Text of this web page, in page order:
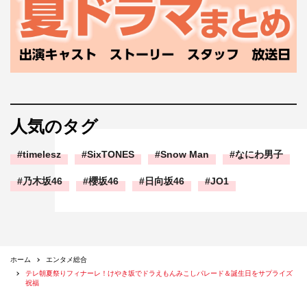
人気のタグ
timelesz SixTONES Snow Man なにわ男子
乃木坂46 櫻坂46 日向坂46 JO1
ホーム
エンタメ総合
テレ朝夏祭りフィナーレ！けやき坂でドラえもんみこしパレード＆誕生日をサプライズ
祝福